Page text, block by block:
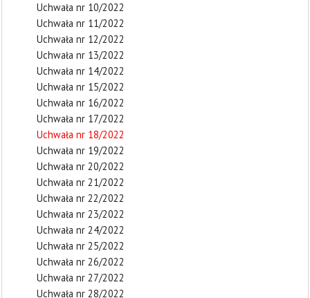
Uchwała nr 10/2022
Uchwała nr 11/2022
Uchwała nr 12/2022
Uchwała nr 13/2022
Uchwała nr 14/2022
Uchwała nr 15/2022
Uchwała nr 16/2022
Uchwała nr 17/2022
Uchwała nr 18/2022
Uchwała nr 19/2022
Uchwała nr 20/2022
Uchwała nr 21/2022
Uchwała nr 22/2022
Uchwała nr 23/2022
Uchwała nr 24/2022
Uchwała nr 25/2022
Uchwała nr 26/2022
Uchwała nr 27/2022
Uchwała nr 28/2022